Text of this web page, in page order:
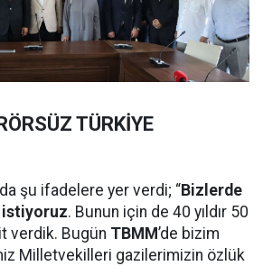
TÜRKİYE
şu ifadelere yer verdi; “Bizlerde
istiyoruz. Bunun için de 40 yıldır 50
verdik. Bugün TBMM’de bizim
Milletvekilleri gazilerimizin özlük